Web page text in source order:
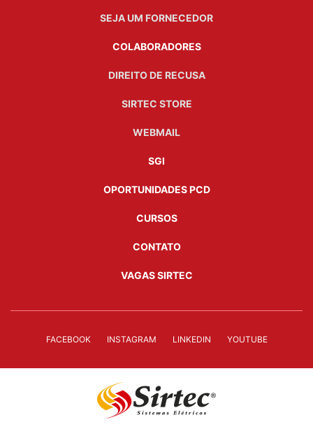
SEJA UM FORNECEDOR
COLABORADORES
DIREITO DE RECUSA
SIRTEC STORE
WEBMAIL
SGI
OPORTUNIDADES PCD
CURSOS
CONTATO
VAGAS SIRTEC
FACEBOOK INSTAGRAM LINKEDIN YOUTUBE